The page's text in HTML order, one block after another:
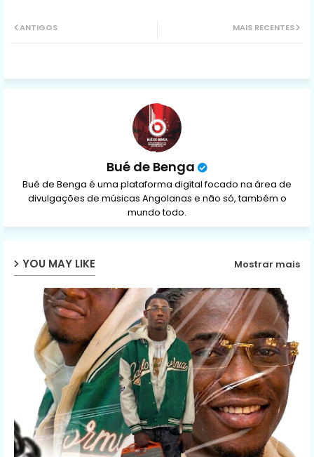
ap
MAIS RECENTES
ANTIGOS
Bué de Benga
Bué de Benga é uma plataforma digital focado na área de
divulgações de músicas Angolanas e não só, também o
mundo todo.
YOU MAY LIKE Mostrar mais